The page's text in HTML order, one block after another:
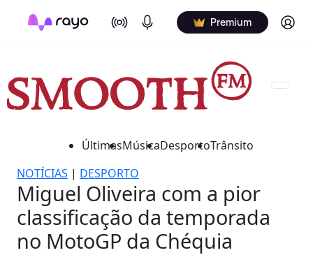
On Air Podcasts Premium Log in
ÚltimasMúsicaDesportoTrânsito
NOTÍCIAS | DESPORTO
Miguel Oliveira com a pior
classificação da temporada
no MotoGP da Chéquia